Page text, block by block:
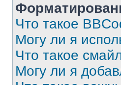
Что такое
Могу ли я
Что такое
Могу ли я